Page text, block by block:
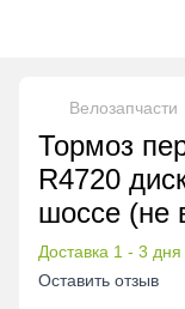
Велозапчасти
Тормоз
R4720
шоссе (не
Доставка 1 - 3 дня
Оставить отзыв